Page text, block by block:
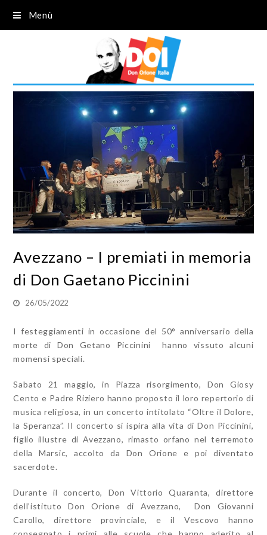
Menù
Avezzano – I premiati in memoria
di Don Gaetano Piccinini
26/05/2022
I festeggiamenti in occasione del 50° anniversario della
morte di Don Getano Piccinini hanno vissuto alcuni
momensi speciali.
Sabato 21 maggio, in Piazza risorgimento, Don Giosy
Cento e Padre Riziero hanno proposto il loro repertorio di
musica religiosa, in un concerto intitolato “Oltre il Dolore,
la Speranza”. Il concerto si ispira alla vita di Don Piccinini,
figlio illustre di Avezzano, rimasto orfano nel terremoto
della Marsic, accolto da Don Orione e poi diventato
sacerdote.
Durante il concerto, Don Vittorio Quaranta, direttore
dell’istituto Don Orione di Avezzano, Don Giovanni
Carollo, direttore provinciale, e il Vescovo hanno